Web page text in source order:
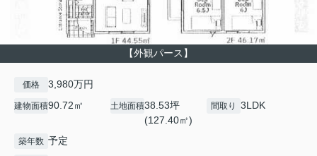
【外観パース】
価格 3,980万円
建物面積90.72㎡ 土地面積38.53坪
(127.40㎡)
間取り 3LDK
築年数 予定